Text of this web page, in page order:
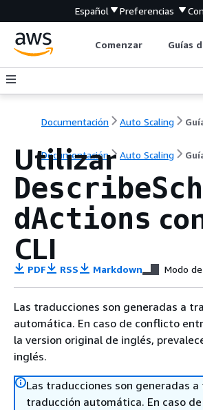
Español Preferencias
Comenzar Guías
Documentación Auto Scaling
Documentación Auto Scaling
Utilizar
dActions
CLI
PDF RSS Markdown Modo
Las traducciones son generadas a
automática. En caso de conflicto
la version original de inglés,
inglés.
Las traducciones son generadas a
traducción automática. En caso